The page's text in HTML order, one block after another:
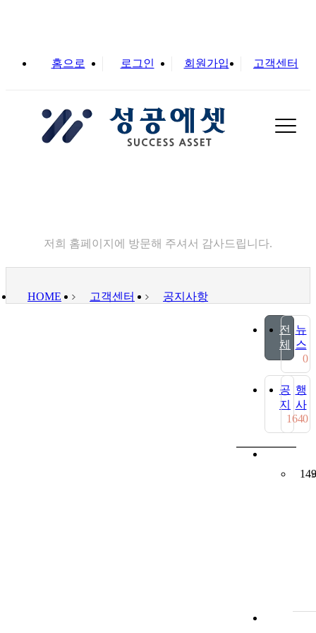
홈으로 로그인 회원가입 고객센터
저희 홈페이지에 방문해 주셔서 감사드립니다.
HOME 고객센터 공지사항
전
체
뉴
스
0
공
지
164
행
사
0
149